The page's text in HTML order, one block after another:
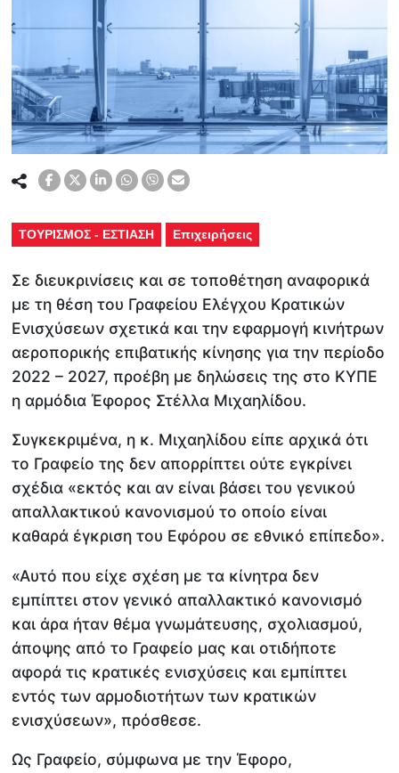
ΤΟΥΡΙΣΜΟΣ - ΕΣΤΙΑΣΗ Επιχειρήσεις
Σε διευκρινίσεις και σε τοποθέτηση αναφορικά
με τη θέση του Γραφείου Ελέγχου Κρατικών
Ενισχύσεων σχετικά και την εφαρμογή κινήτρων
αεροπορικής επιβατικής κίνησης για την περίοδο
2022 – 2027, προέβη με δηλώσεις της στο ΚΥΠΕ
η αρμόδια Έφορος Στέλλα Μιχαηλίδου.
Συγκεκριμένα, η κ. Μιχαηλίδου είπε αρχικά ότι
το Γραφείο της δεν απορρίπτει ούτε εγκρίνει
σχέδια «εκτός και αν είναι βάσει του γενικού
απαλλακτικού κανονισμού το οποίο είναι
καθαρά έγκριση του Εφόρου σε εθνικό επίπεδο».
«Αυτό που είχε σχέση με τα κίνητρα δεν
εμπίπτει στον γενικό απαλλακτικό κανονισμό
και άρα ήταν θέμα γνωμάτευσης, σχολιασμού,
άποψης από το Γραφείο μας και οτιδήποτε
αφορά τις κρατικές ενισχύσεις και εμπίπτει
εντός των αρμοδιοτήτων των κρατικών
ενισχύσεων», πρόσθεσε.
Ως Γραφείο, σύμφωνα με την Έφορο,